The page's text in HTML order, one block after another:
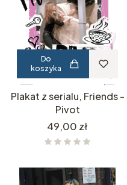
Do
koszyka
Plakat z serialu, Friends -
Pivot
Cena
49,00 zł